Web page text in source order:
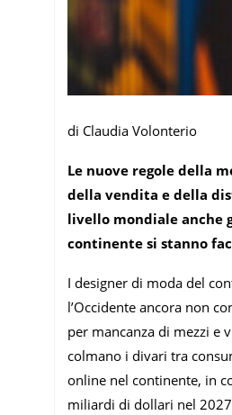
di Claudia Volonterio
Le nuove regole della
della vendita e della
livello mondiale anche
continente si stanno
I designer di moda del
l’Occidente ancora non
per mancanza di mezzi e
colmano i divari tra
online nel continente, in
miliardi di dollari nel